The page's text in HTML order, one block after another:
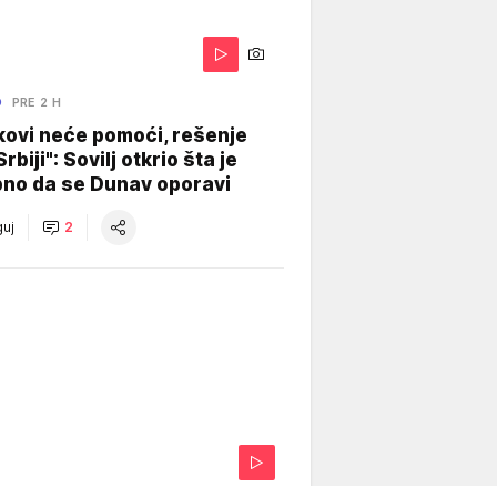
PRE 2 H
neće pomoći, rešenje
Sovilj otkrio šta je
da se Dunav oporavi
2